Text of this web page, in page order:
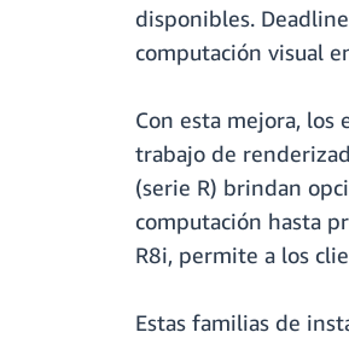
disponibles.
computación visual
Con esta mejora, los
trabajo de
(serie R) brindan
computación hasta
R8i, permite a los
Estas familias de